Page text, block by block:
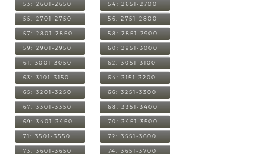
53: 2601-2650 54: 2651-2700
55: 2701-2750 56: 2751-2800
57: 2801-2850 58: 2851-2900
59: 2901-2950 60: 2951-3000
61: 3001-3050 62: 3051-3100
63: 3101-3150 64: 3151-3200
65: 3201-3250 66: 3251-3300
67: 3301-3350 68: 3351-3400
69: 3401-3450 70: 3451-3500
71: 3501-3550 72: 3551-3600
73: 3601-3650 74: 3651-3700